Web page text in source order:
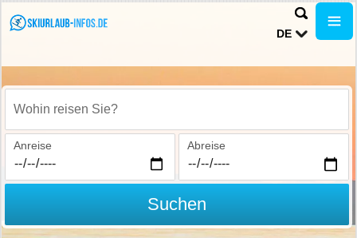
DE
Wohin reisen Sie?
Anreise Abreise
Suchen